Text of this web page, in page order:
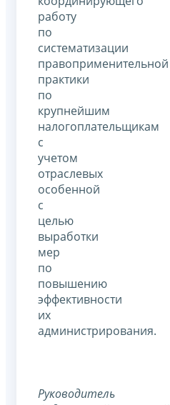
работу
по
систематизации
правоприменительной
практики
по
крупнейшим
налогоплательщикам
с
учетом
отраслевых
особенной
с
целью
выработки
мер
по
повышению
эффективности
их
администрирования.
Руководитель